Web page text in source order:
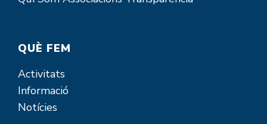
QUÈ FEM
Activitats
Informació
Notícies